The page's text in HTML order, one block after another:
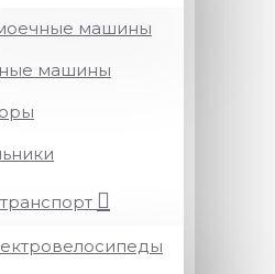
машины
машины